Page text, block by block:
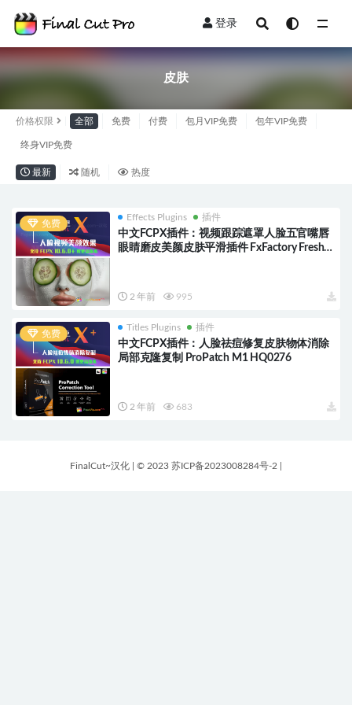
登录
皮肤
价格权限 全部 免费 付费 包月VIP免费 包年VIP免费
终身VIP免费
最新 随机 热度
免费
Effects Plugins 插件
中文FCPX插件：视频跟踪遮罩人脸五官嘴唇
眼睛磨皮美颜皮肤平滑插件 FxFactory Fresh
2 年前 995
免费
Titles Plugins 插件
中文FCPX插件：人脸祛痘修复皮肤物体消除
局部克隆复制 ProPatch M1 HQ0276
2 年前 683
FinalCut~汉化 © 2023 苏ICP备2023008284号-2